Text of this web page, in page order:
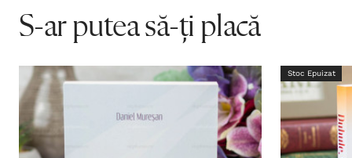
S-ar putea să-ți placă
Stoc Epuizat